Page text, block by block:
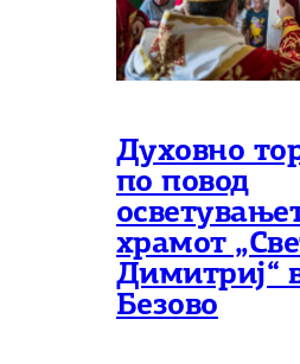
Духовно
по повод
храмот
Димитриј“
Безово